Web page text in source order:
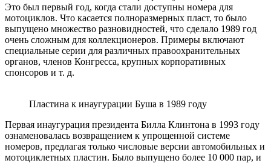
Это был первый год, когда стали доступны номера для
мотоциклов. Что касается полноразмерных пласт, то было
выпущено множество разновидностей, что сделало 1989 год
очень сложным для коллекционеров. Примеры включают
специальные серии для различных правоохранительных
органов, членов Конгресса, крупных корпоративных
спонсоров и т. д.
Пластина к инаугурации Буша в 1989 году
Первая инаугурация президента Билла Клинтона в 1993 году
ознаменовалась возвращением к упрощенной системе
номеров, предлагая только числовые версии автомобильных и
мотоциклетных пластин. Было выпущено более 10 000 пар, и